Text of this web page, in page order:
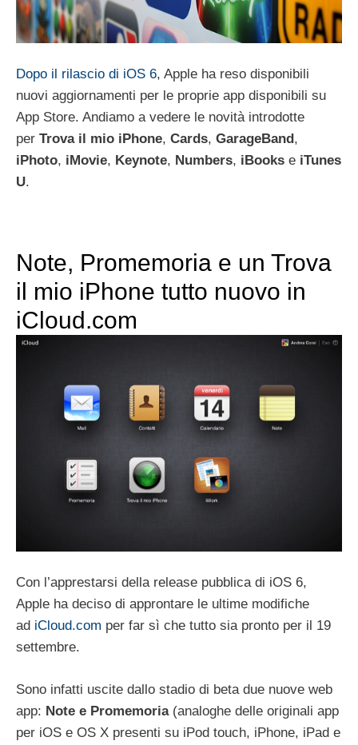
Dopo il rilascio di iOS 6, Apple ha reso disponibili
nuovi aggiornamenti per le proprie app disponibili su
App Store. Andiamo a vedere le novità introdotte
per Trova il mio iPhone, Cards, GarageBand ,
iPhoto, iMovie, Keynote, Numbers, iBooks e iTunes
U.
Note, Promemoria e un Trova
il mio iPhone tutto nuovo in
iCloud.com
Con l’apprestarsi della release pubblica di iOS 6,
Apple ha deciso di approntare le ultime modifiche
ad iCloud.com per far sì che tutto sia pronto per il 19
settembre.
Sono infatti uscite dallo stadio di beta due nuove web
app: Note e Promemoria(analoghe delle originali app
per iOS e OS X presenti su iPod touch, iPhone, iPad e